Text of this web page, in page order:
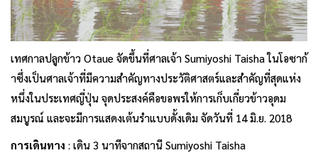
เทศกาลปลูกข้าว Otaue จัดขึ้นที่ศาลเจ้า Sumiyoshi Taisha ในโอซาก้
าซึ่งเป็นศาลเจ้าที่มีความสำคัญทางประวัติศาสตร์และสำคัญที่สุดแห่ง
หนึ่งในประเทศญี่ปุ่น จุดประสงค์คือขอพรให้การเก็บเกี่ยวข้าวอุดม
สมบูรณ์ และจะมีการแสดงเต้นรำแบบดั้งเดิม จัดวันที่ 14 มิ.ย. 2018
การเดินทาง : เดิน 3 นาทีจากสถานี Sumiyoshi Taisha